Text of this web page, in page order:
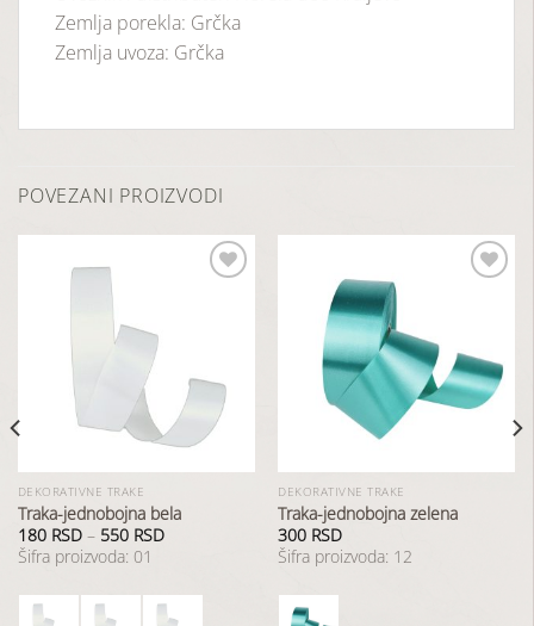
Zemlja porekla: Grčka
Zemlja uvoza: Grčka
POVEZANI PROIZVODI
želja
DEKORATIVNE TRAKE
Traka-jednobojna bela
180 RSD– 550 RSD
Šifra proizvoda: 01
listu
želja
DEKORATIVNE TRAKE
Traka-jednobojna zelena
300 RSD
Šifra proizvoda: 12